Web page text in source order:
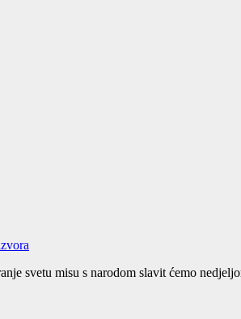
svetu misu s narodom slavit ćemo